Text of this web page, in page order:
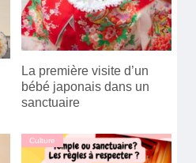
La première visite d’un
bébé japonais dans un
sanctuaire
Culture